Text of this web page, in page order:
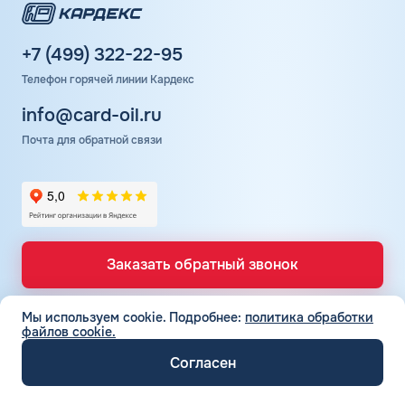
Положительные отзывы клиентов подтверждают
высокий уровень сервиса Шелл. Заправки оснащены
современным оборудованием, но не всегда достаточным
количеством колонок. Поэтому на АЗС могут
образовываться небольшие очереди.
+7 (499) 322-22-95
Телефон горячей линии Кардекс
info@card-oil.ru
Почта для обратной связи
Заказать обратный звонок
ТОПЛИВНЫЕ КАРТЫ
Топливные карты КАРДЕКС
Мы используем cookie. Подробнее: политика обработки
файлов cookie.
Согласен